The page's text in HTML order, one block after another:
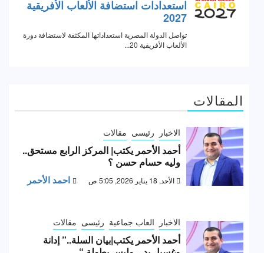
المقالات
الاخبار رئيسى مقالات
أحمد الأحمر يكتب| المركز الرابع مستحق..
وليه حسام حسن ؟
الأحد, 18 يناير 2026, 5:05 ص احمد الأحمر
الاخبار العاب جماعية رئيسى مقالات
أحمد الأحمر يكتب|بيان السلة..” إدانة